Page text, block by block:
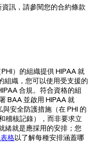
訊，請參閱您的合約條款
）的組織提供 HIPAA 就
組織，您可以使用受支援的
合規。符合資格的組
BAA 並啟用 HIPAA 就
安全防護措施（在 PHI 的
稽核記錄），而非要求立
緒就是應採用的安排；您
格以了解每種安排涵蓋哪